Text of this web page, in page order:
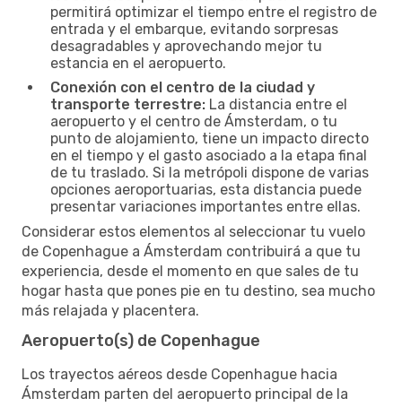
permitirá optimizar el tiempo entre el registro de
entrada y el embarque, evitando sorpresas
desagradables y aprovechando mejor tu
estancia en el aeropuerto.
Conexión con el centro de la ciudad y
transporte terrestre: La distancia entre el
aeropuerto y el centro de Ámsterdam, o tu
punto de alojamiento, tiene un impacto directo
en el tiempo y el gasto asociado a la etapa final
de tu traslado. Si la metrópoli dispone de varias
opciones aeroportuarias, esta distancia puede
presentar variaciones importantes entre ellas.
Considerar estos elementos al seleccionar tu vuelo
de Copenhague a Ámsterdam contribuirá a que tu
experiencia, desde el momento en que sales de tu
hogar hasta que pones pie en tu destino, sea mucho
más relajada y placentera.
Aeropuerto(s) de Copenhague
Los trayectos aéreos desde Copenhague hacia
Ámsterdam parten del aeropuerto principal de la